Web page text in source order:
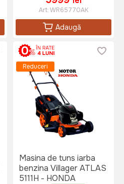
Art:WR65770AK
Adaugă
Reduceri
Masina de tuns iarba
benzina Villager ATLAS
5111H - HONDA